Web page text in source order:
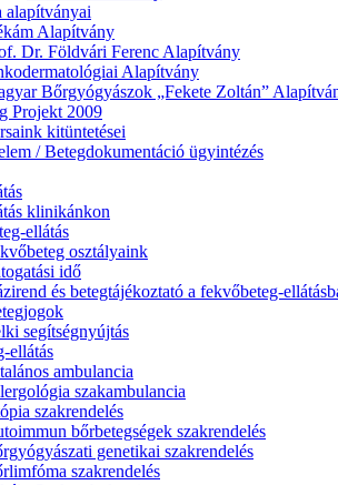
Alapítvány
Dr. Földvári Ferenc Alapítvány
Alapítvány
Bőrgyógyászok „Fekete Zoltán”
Projekt 2009
kitüntetései
/ Betegdokumentáció ügyintézés
klinikánkon
ellátás
osztályaink
idő
és betegtájékoztató a fekvőbeteg-
segítségnyújtás
ellátás
ambulancia
szakambulancia
szakrendelés
bőrbetegségek szakrendelés
genetikai szakrendelés
szakrendelés